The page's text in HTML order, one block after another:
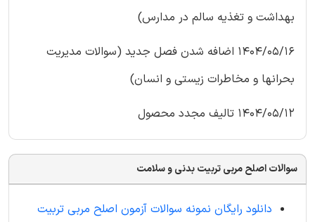
بهداشت و تغذیه سالم در مدارس)
1404/05/16 اضافه شدن فصل جدید (سوالات مدیریت
بحرانها و مخاطرات زیستی و انسان)
1404/05/12 تالیف مجدد محصول
سوالات اصلح مربی تربیت بدنی و سلامت
دانلود رایگان نمونه سوالات آزمون اصلح مربی تربیت